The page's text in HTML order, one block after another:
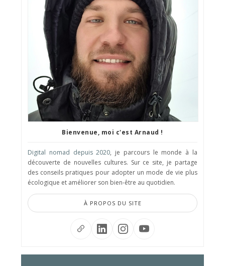
Bienvenue, moi c'est Arnaud !
Digital nomad depuis 2020, je parcours le monde à la
découverte de nouvelles cultures. Sur ce site, je partage
des conseils pratiques pour adopter un mode de vie plus
écologique et améliorer son bien-être au quotidien.
À PROPOS DU SITE